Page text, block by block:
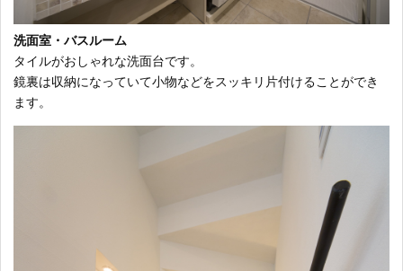
洗面室・バスルーム
タイルがおしゃれな洗面台です。
鏡裏は収納になっていて小物などをスッキリ片付けることができ
ます。